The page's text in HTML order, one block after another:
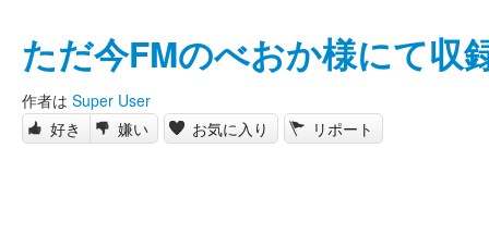
ただ今FMのべおか様にて収
作者は Super User
好き
嫌い お気に入り リポート